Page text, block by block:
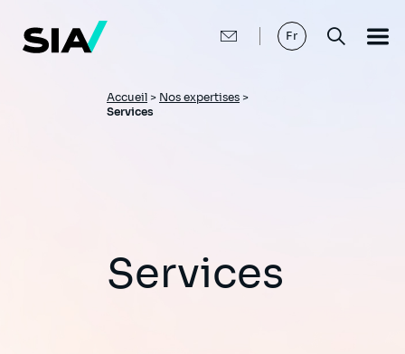
contenu
principal
Fr
Fil
Accueil > Nos expertises >
Services
Services